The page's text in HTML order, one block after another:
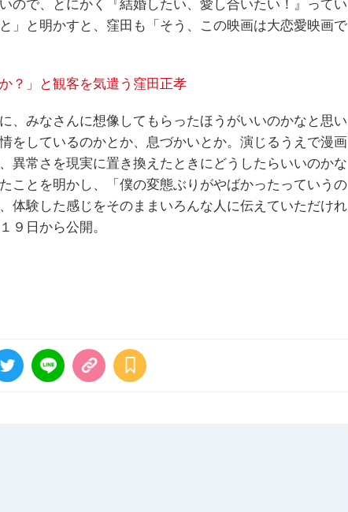
ので、とにかく『結婚したい、愛し合いたい！』ってい
」と明かすと、窪田も「そう、この映画は大恋愛映画で
？」と観客を気遣う窪田正孝
、みなさんに想像してもらったほうがいいのかなと思い
をしているのかとか、息づかいとか。演じるうえで漫画
異常さを現実に置き換えたときにどうしたらいいのかな
ことを明かし、「僕の変態ぶりがやばかったっていうの
体験した感じをそのままいろんな人に伝えていただけれ
９日から公開。